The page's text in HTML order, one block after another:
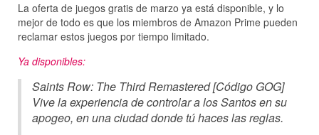
La oferta de juegos gratis de marzo ya está disponible, y lo
mejor de todo es que los miembros de Amazon Prime pueden
reclamar estos juegos por tiempo limitado.
Ya disponibles:
Saints Row: The Third Remastered [Código GOG]
Vive la experiencia de controlar a los Santos en su
apogeo, en una ciudad donde tú haces las reglas.